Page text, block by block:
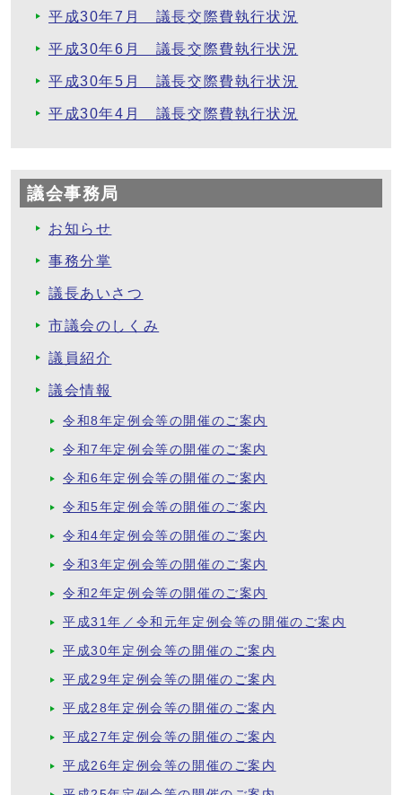
平成30年7月 議長交際費執行状況
平成30年6月 議長交際費執行状況
平成30年5月 議長交際費執行状況
平成30年4月 議長交際費執行状況
議会事務局
お知らせ
事務分掌
議長あいさつ
市議会のしくみ
議員紹介
議会情報
令和8年定例会等の開催のご案内
令和7年定例会等の開催のご案内
令和6年定例会等の開催のご案内
令和5年定例会等の開催のご案内
令和4年定例会等の開催のご案内
令和3年定例会等の開催のご案内
令和2年定例会等の開催のご案内
平成31年／令和元年定例会等の開催のご案内
平成30年定例会等の開催のご案内
平成29年定例会等の開催のご案内
平成28年定例会等の開催のご案内
平成27年定例会等の開催のご案内
平成26年定例会等の開催のご案内